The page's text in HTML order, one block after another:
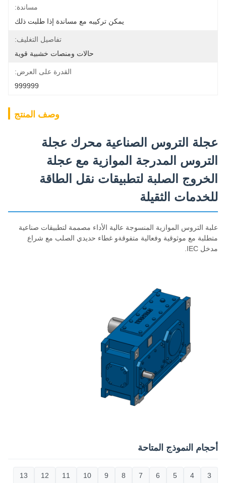
مساندة:
يمكن تركيبه مع مساندة إذا طلبت ذلك
تفاصيل التغليف:
حالات ومنصات خشبية قوية
القدرة على العرض:
999999
وصف المنتج
عجلة التروس الصناعية محرك عجلة
التروس المدرجة الموازية مع عجلة
الخروج الصلبة لتطبيقات نقل الطاقة
للخدمات الثقيلة
علبة التروس الموازية المنسوجة عالية الأداء مصممة لتطبيقات صناعية
متطلبة مع موثوقية وفعالية متفوقةو غطاء حديدي الصلب مع شراع
مدخل IEC.
أحجام النموذج المتاحة
3
4
5
6
7
8
9
10
11
12
13